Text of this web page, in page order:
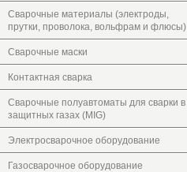
Сварочные материалы (электроды,
прутки, проволока, вольфрам и флюсы)
Сварочные маски
Контактная сварка
Сварочные полуавтоматы для сварки в
защитных газах (MIG)
Электросварочное оборудование
Газосварочное оборудование